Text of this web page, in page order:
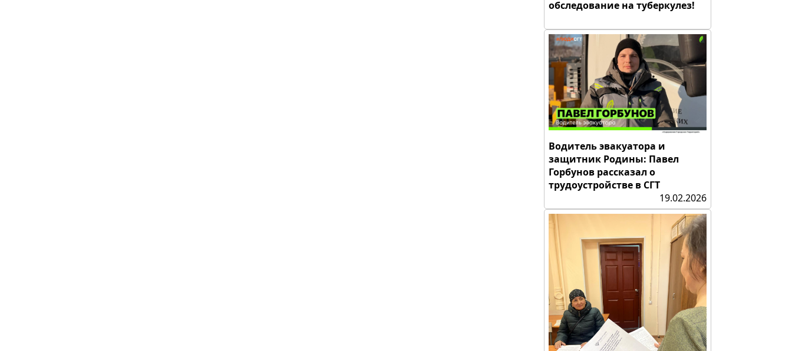
обследование на туберкулез!
Водитель эвакуатора и
защитник Родины: Павел
Горбунов рассказал о
трудоустройстве в СГТ
19.02.2026